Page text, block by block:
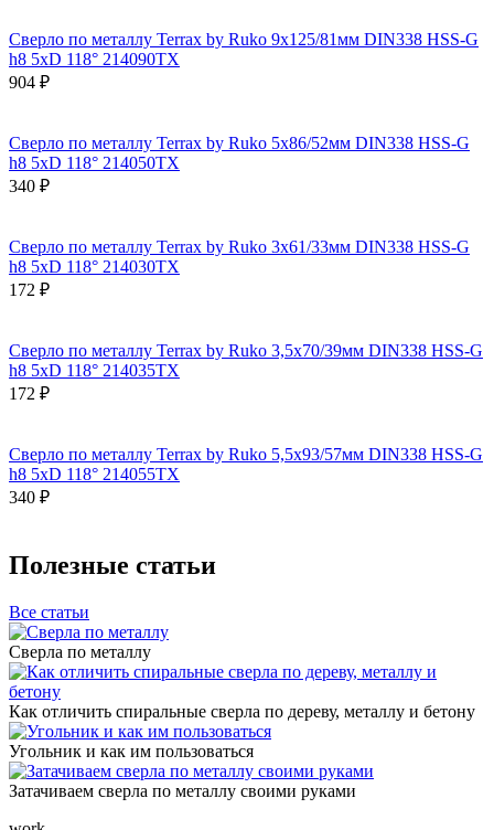
Сверло по металлу Terrax by Ruko 9x125/81мм DIN338 HSS-G
h8 5xD 118° 214090TX
904 ₽
Сверло по металлу Terrax by Ruko 5x86/52мм DIN338 HSS-G
h8 5xD 118° 214050TX
340 ₽
Сверло по металлу Terrax by Ruko 3x61/33мм DIN338 HSS-G
h8 5xD 118° 214030TX
172 ₽
Сверло по металлу Terrax by Ruko 3,5x70/39мм DIN338 HSS-G
h8 5xD 118° 214035TX
172 ₽
Сверло по металлу Terrax by Ruko 5,5x93/57мм DIN338 HSS-G
h8 5xD 118° 214055TX
340 ₽
Полезные статьи
Все статьи
Сверла по металлу
Как отличить спиральные сверла по дереву, металлу и бетону
Угольник и как им пользоваться
Затачиваем сверла по металлу своими руками